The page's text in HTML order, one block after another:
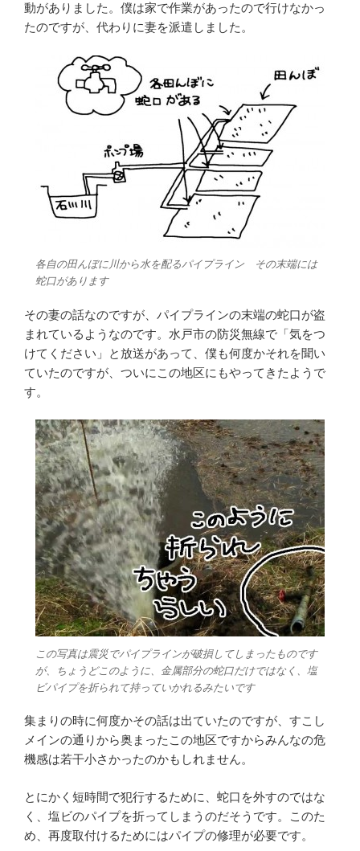
動がありました。僕は家で作業があったので行けなかっ
たのですが、代わりに妻を派遣しました。
各自の田んぼに川から水を配るパイプライン その末端には
蛇口があります
その妻の話なのですが、パイプラインの末端の蛇口が盗
まれているようなのです。水戸市の防災無線で「気をつ
けてください」と放送があって、僕も何度かそれを聞い
ていたのですが、ついにこの地区にもやってきたようで
す。
この写真は震災でパイプラインが破損してしまったものです
が、ちょうどこのように、金属部分の蛇口だけではなく、塩
ビパイプを折られて持っていかれるみたいです
集まりの時に何度かその話は出ていたのですが、すこし
メインの通りから奥まったこの地区ですからみんなの危
機感は若干小さかったのかもしれません。
とにかく短時間で犯行するために、蛇口を外すのではな
く、塩ビのパイプを折ってしまうのだそうです。このた
め、再度取付けるためにはパイプの修理が必要です。